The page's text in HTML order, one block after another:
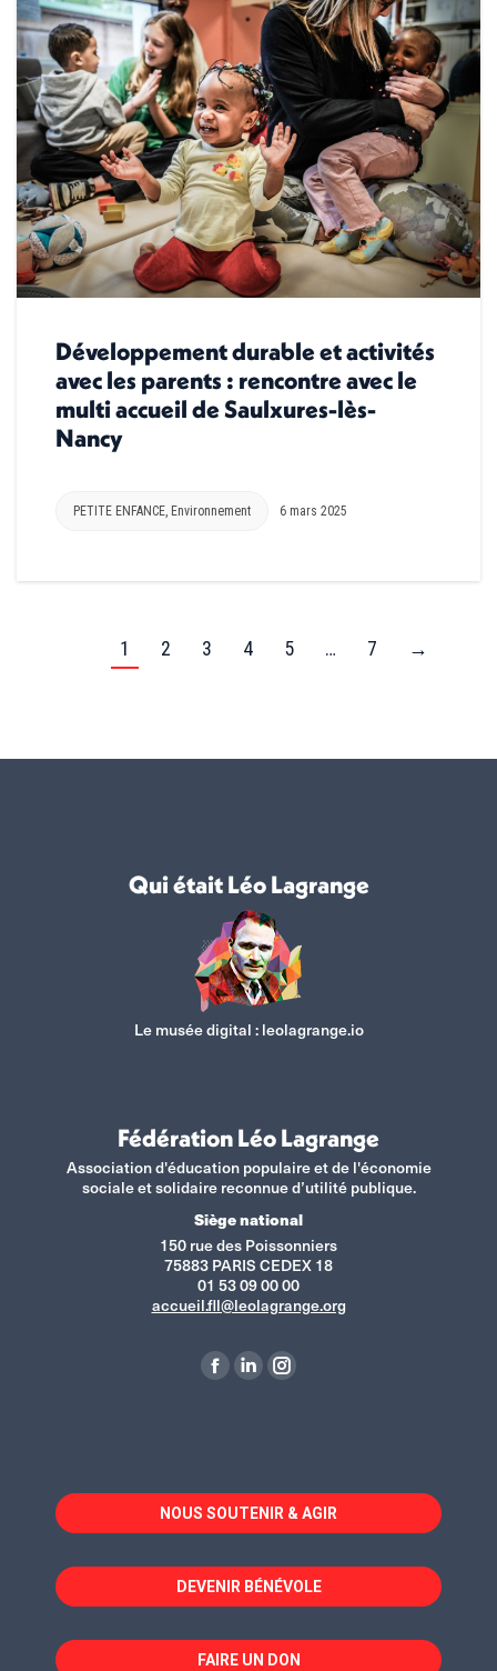
Développement durable et activités
avec les parents : rencontre avec le
multi accueil de Saulxures-lès-
Nancy
PETITE ENFANCE Environnement 6 mars 2025
1 2 3 4 5 … 7 →
Qui était Léo Lagrange
Le musée digital :leolagrange.io
Fédération Léo Lagrange
Association d'éducation populaire et de l'économie
sociale et solidaire reconnue d’utilité publique.
Siège national
150 rue des Poissonniers
75883 PARIS CEDEX 18
01 53 09 00 00
accueil.fll@leolagrange.org
La
dans
une
fenêtre
La
dans
une
fenêtre
La
dans
une
fenêtre
NOUS SOUTENIR & AGIR
DEVENIR BÉNÉVOLE
FAIRE UN DON